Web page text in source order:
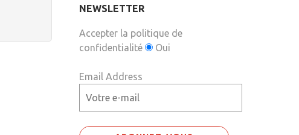
NEWSLETTER
Accepter la politique de
confidentialité
Oui
Email Address